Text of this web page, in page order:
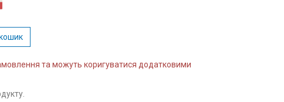
та можуть коригуватися додатковими